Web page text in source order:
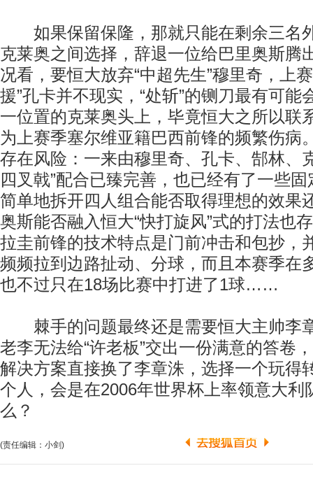
如果保留保隆，那就只能在剩余三名
克莱奥之间选择，辞退一位给巴里奥斯腾
况看，要恒大放弃“中超先生”穆里奇，上
援”孔卡并不现实，“处斩”的铡刀最有可能
一位置的克莱奥头上，毕竟恒大之所以联
为上赛季塞尔维亚籍巴西前锋的频繁伤病
存在风险：一来由穆里奇、孔卡、郜林、
四叉戟”配合已臻完善，也已经有了一些
简单地拆开四人组合能否取得理想的效果
奥斯能否融入恒大“快打旋风”式的打法也
拉圭前锋的技术特点是门前冲击和包抄，
频频拉到边路扯动、分球，而且本赛季在
也不过只在18场比赛中打进了1球……
棘手的问题最终还是需要恒大主帅李
老李无法给“许老板”交出一份满意的答卷
解决方案直接换了李章洙，选择一个玩得
个人，会是在2006年世界杯上率领意大利
么？
(责任编辑：小剑)